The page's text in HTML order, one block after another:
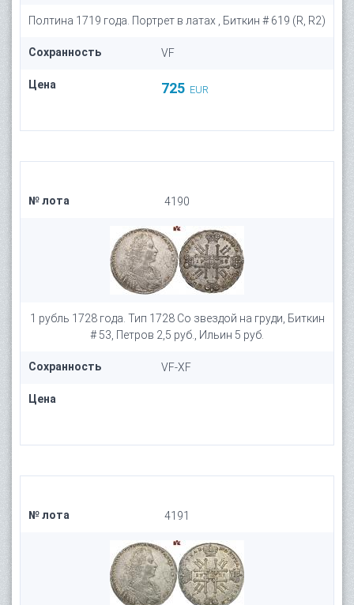
Полтина 1719 года. Портрет в латах , Биткин # 619 (R, R2)
Сохранность VF
Цена 725 EUR
№ лота 4190
1 рубль 1728 года. Тип 1728 Со звездой на груди, Биткин
# 53, Петров 2,5 руб., Ильин 5 руб.
Сохранность VF-XF
Цена
№ лота 4191